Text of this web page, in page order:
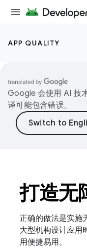
APP QUALITY
Google 会使用 AI 技
译可能包含错误。
打造无
正确的做法是实施
大型机构设计应用
用便捷易用。